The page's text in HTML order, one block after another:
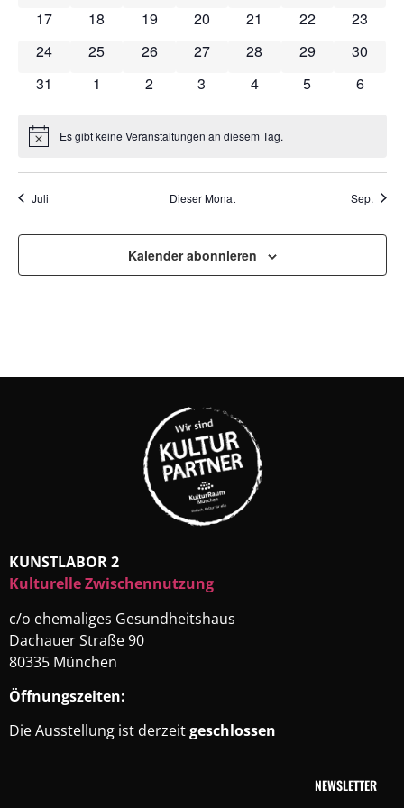
0 Veranstaltungen
17 0 Veranstaltungen
18 0 Veranstaltungen
19 0 Veranstaltungen
20 0 Veranstaltungen
21 0
22 0
23
0 Veranstaltungen
24 0 Veranstaltungen
25 0 Veranstaltungen
26 0 Veranstaltungen
27 0 Veranstaltungen
28 0
29 0
30
0 Veranstaltungen
31 0 Veranstaltungen
1 0 Veranstaltungen
2 0 Veranstaltungen
3 0 Veranstaltungen
4 0
5 0
6
HinweisEs gibt keine Veranstaltungen an diesem Tag.
Juli Dieser Monat Sep.
Kalender abonnieren
KUNSTLABOR 2
Kulturelle Zwischennutzung
c/o ehemaliges Gesundheitshaus
Dachauer Straße 90
80335 München
Öffnungszeiten:
Die Ausstellung ist derzeitgeschlossen
NEWSLETTER